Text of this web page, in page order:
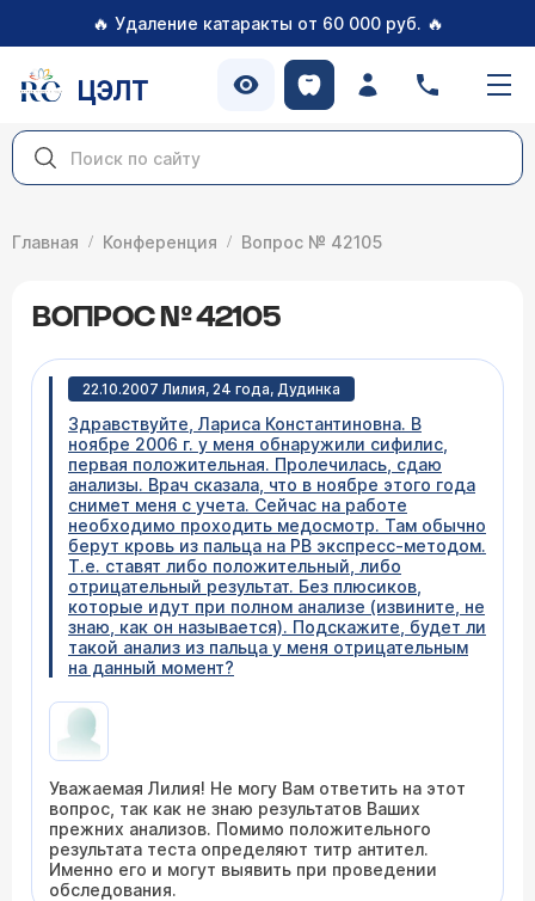
🔥 Удаление катаракты от 60 000 руб. 🔥
ЦЭЛТ
Главная Конференция Вопрос № 42105
ВОПРОС № 42105
22.10.2007 Лилия, 24 года, Дудинка
Здравствуйте, Лариса Константиновна. В
ноябре 2006 г. у меня обнаружили сифилис,
первая положительная. Пролечилась, сдаю
анализы. Врач сказала, что в ноябре этого года
снимет меня с учета. Сейчас на работе
необходимо проходить медосмотр. Там обычно
берут кровь из пальца на РВ экспресс-методом.
Т.е. ставят либо положительный, либо
отрицательный результат. Без плюсиков,
которые идут при полном анализе (извините, не
знаю, как он называется). Подскажите, будет ли
такой анализ из пальца у меня отрицательным
на данный момент?
Уважаемая Лилия! Не могу Вам ответить на этот
вопрос, так как не знаю результатов Ваших
прежних анализов. Помимо положительного
результата теста определяют титр антител.
Именно его и могут выявить при проведении
обследования.